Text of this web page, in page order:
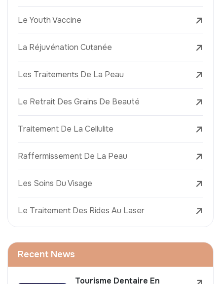
Le Youth Vaccine
La Réjuvénation Cutanée
Les Traitements De La Peau
Le Retrait Des Grains De Beauté
Traitement De La Cellulite
Raffermissement De La Peau
Les Soins Du Visage
Le Traitement Des Rides Au Laser
Recent News
Tourisme Dentaire En